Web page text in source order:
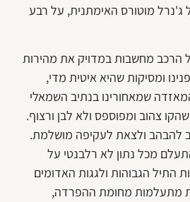
ג'נרל מוטורס האימתנית, על רבע
הרכב מחשבות במדויק את מהירות
ומסיקות שהיא איטית מדי,
שמאחורינו בנתיב השמאלי
שהקו צהוב ומפוספס ולא לבן ורצוף.
להבהב ולצאת לעקיפה מושלמת.
מכל נתון לא רלבנטי על
התיל הגבוהות ולגגות האדומים
מתעלמות מחומת ההפרדה,